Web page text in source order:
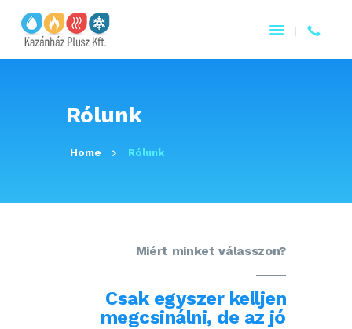
Rólunk
Home Rólunk
Miért minket válasszon?
Csak egyszer kelljen
megcsinálni, de az jó